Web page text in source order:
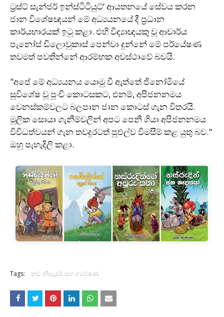
ට‍්‍රස්ට් සැන්ජර් ඉන්ස්ටිටියුට්’ ආයතනයේ සේවය කරන
ජාන විශේෂඥයන් මේ අධ්‍යයනයේ දී ප‍්‍රධාන
කාර්යභාරයක් ඉටු කළා. එහි විද්‍යාඥයකු වූ ආචාර්ය
පැනෝස් ඩිලොවුකාස් පෙන්වා දුන්නේ මේ පර්යේෂණ
තවමත් පවතින්නේ ආරම්භක අවස්ථාවේ බවයි.
"අපේ මේ අධ්‍යයනය යොමු වී ඇත්තේ ජිනෝමියේ
සුවිශේෂ වූ පුංචි කොටසකට, එනම්, අපිජනනමය
වෙනස්කම්වලට බලපාන ජාන කොටස් ගැන විතරයි.
මූලික සොයා ගැනීම්වලින් අපට පෙනී ගියා අපිජනනමය
විවිධත්වයන් ගැන තවදුරටත් පුළුල්ව විමසීම් කළ යුතු බව."
ඔහු පැහැදිලි කළා.
Tags: නව නිපැයුම් සහ ගවේෂණ